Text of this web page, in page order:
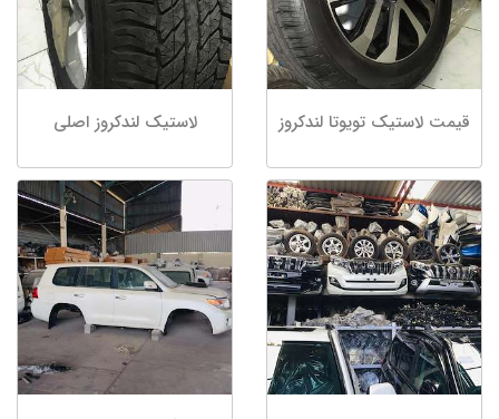
قیمت لاستیک تویوتا لندکروز لاستیک لندکروز اصلی